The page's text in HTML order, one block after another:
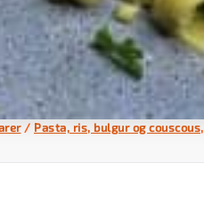
/ Pasta, ris, bulgur og couscous,